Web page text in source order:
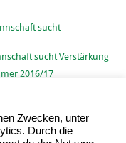
sucht
sucht Verstärkung
2016/17
Zwecken, unter
Durch die